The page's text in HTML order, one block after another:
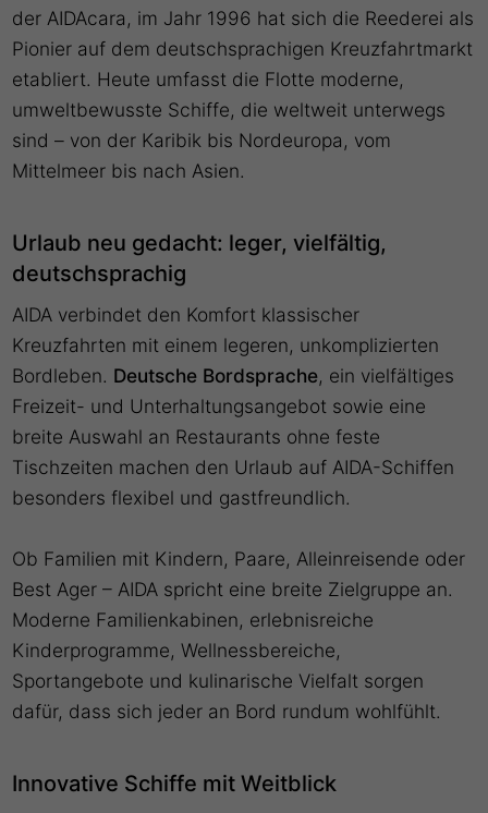
der AIDAcara, im Jahr 1996 hat sich die Reederei als
Pionier auf dem deutschsprachigen Kreuzfahrtmarkt
etabliert. Heute umfasst die Flotte moderne,
umweltbewusste Schiffe, die weltweit unterwegs
sind – von der Karibik bis Nordeuropa, vom
Mittelmeer bis nach Asien.
Urlaub neu gedacht: leger, vielfältig,
deutschsprachig
AIDA verbindet den Komfort klassischer
Kreuzfahrten mit einem legeren, unkomplizierten
Bordleben. Deutsche Bordsprache, ein vielfältiges
Freizeit- und Unterhaltungsangebot sowie eine
breite Auswahl an Restaurants ohne feste
Tischzeiten machen den Urlaub auf AIDA-Schiffen
besonders flexibel und gastfreundlich.
Ob Familien mit Kindern, Paare, Alleinreisende oder
Best Ager – AIDA spricht eine breite Zielgruppe an.
Moderne Familienkabinen, erlebnisreiche
Kinderprogramme, Wellnessbereiche,
Sportangebote und kulinarische Vielfalt sorgen
dafür, dass sich jeder an Bord rundum wohlfühlt.
Innovative Schiffe mit Weitblick